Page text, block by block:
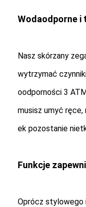
Wodaodporne i
Nasz skórzany
wytrzymać
oodporności 3
musisz umyć
ek pozostanie
Funkcje
Oprócz stylowego